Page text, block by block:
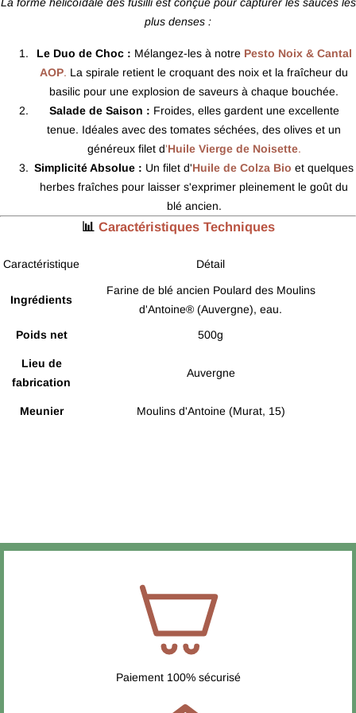
plus denses :
Le Duo de Choc : Mélangez-les à notre Pesto Noix & Cantal
AOP. La spirale retient le croquant des noix et la fraîcheur du
basilic pour une explosion de saveurs à chaque bouchée.
Salade de Saison : Froides, elles gardent une excellente
tenue. Idéales avec des tomates séchées, des olives et un
généreux filet d'Huile Vierge de Noisette.
Simplicité Absolue : Un filet d'Huile de Colza Bio et quelques
herbes fraîches pour laisser s'exprimer pleinement le goût du
blé ancien.
📊 Caractéristiques Techniques
Caractéristique Détail
Ingrédients
Farine de blé ancien Poulard des Moulins
d'Antoine® (Auvergne), eau.
Poids net
500g
Lieu de
fabrication
Auvergne
Meunier Moulins d'Antoine (Murat, 15)
Paiement 100% sécurisé